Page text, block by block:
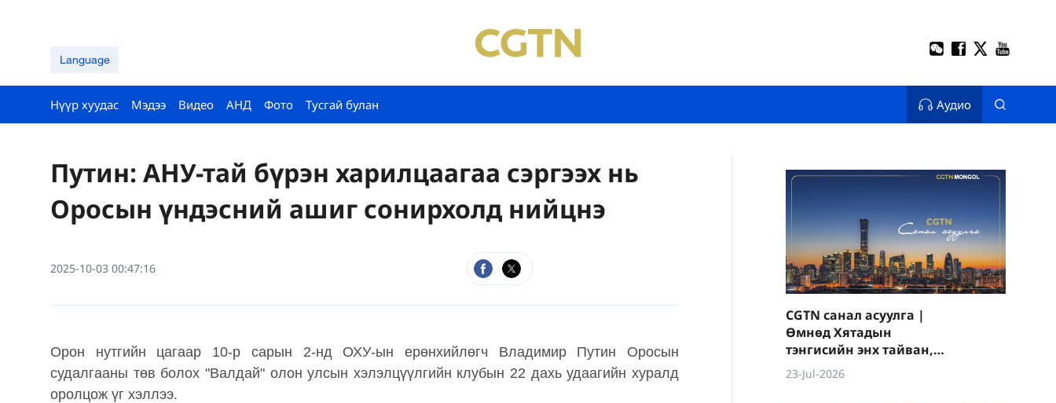
Language
Нүүр хуудас Мэдээ Видео АНД Фото Тусгай булан Аудио
Путин: АНУ-тай бүрэн харилцаагаа сэргээх нь
Оросын үндэсний ашиг сонирхолд нийцнэ
2025-10-03 00:47:16
Орон нутгийн цагаар 10-р сарын 2-нд ОХУ-ын ерөнхийлөгч Владимир Путин Оросын
судалгааны төв болох "Валдай" олон улсын хэлэлцүүлгийн клубын 22 дахь удаагийн хуралд
оролцож үг хэллээ.
CGTN санал асуулга |
Өмнөд Хятадын
тэнгисийн энх тайван,
тогтвортой байдлыг
хамгаалах санаачилгыг
23-Jul-2026